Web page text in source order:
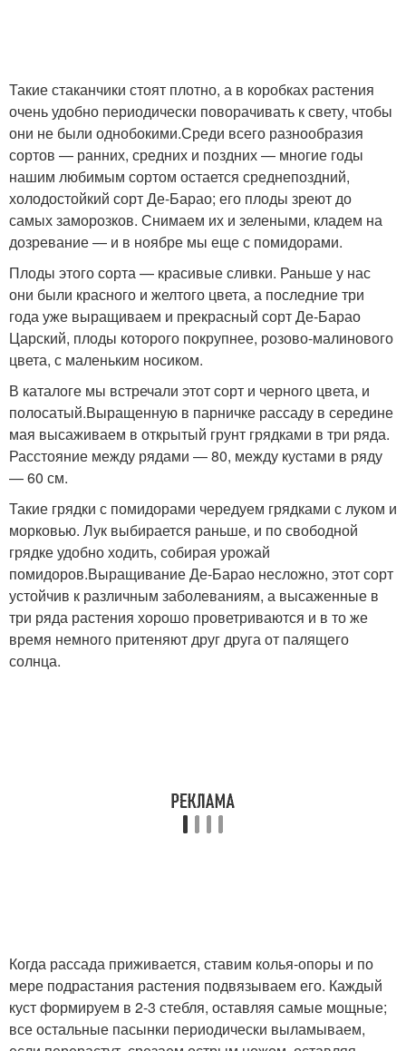
Такие стаканчики стоят плотно, а в коробках растения
очень удобно периодически поворачивать к свету, чтобы
они не были однобокими.Среди всего разнообразия
сортов — ранних, средних и поздних — многие годы
нашим любимым сортом остается среднепоздний,
холодостойкий сорт Де-Барао; его плоды зреют до
самых заморозков. Снимаем их и зелеными, кладем на
дозревание — и в ноябре мы еще с помидорами.
Плоды этого сорта — красивые сливки. Раньше у нас
они были красного и желтого цвета, а последние три
года уже выращиваем и прекрасный сорт Де-Барао
Царский, плоды которого покрупнее, розово-малинового
цвета, с маленьким носиком.
В каталоге мы встречали этот сорт и черного цвета, и
полосатый.Выращенную в парничке рассаду в середине
мая высаживаем в открытый грунт грядками в три ряда.
Расстояние между рядами — 80, между кустами в ряду
— 60 см.
Такие грядки с помидорами чередуем грядками с луком и
морковью. Лук выбирается раньше, и по свободной
грядке удобно ходить, собирая урожай
помидоров.Выращивание Де-Барао несложно, этот сорт
устойчив к различным заболеваниям, а высаженные в
три ряда растения хорошо проветриваются и в то же
время немного притеняют друг друга от палящего
солнца.
Когда рассада приживается, ставим колья-опоры и по
мере подрастания растения подвязываем его. Каждый
куст формируем в 2-3 стебля, оставляя самые мощные;
все остальные пасынки периодически выламываем,